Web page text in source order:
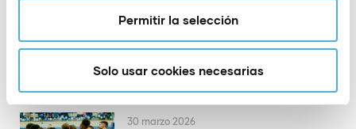
Permitir la selección
Solo usar cookies necesarias
DEKA: el fitness híbrido se
expande en la Comunitat
1 abril 2026
30 marzo 2026